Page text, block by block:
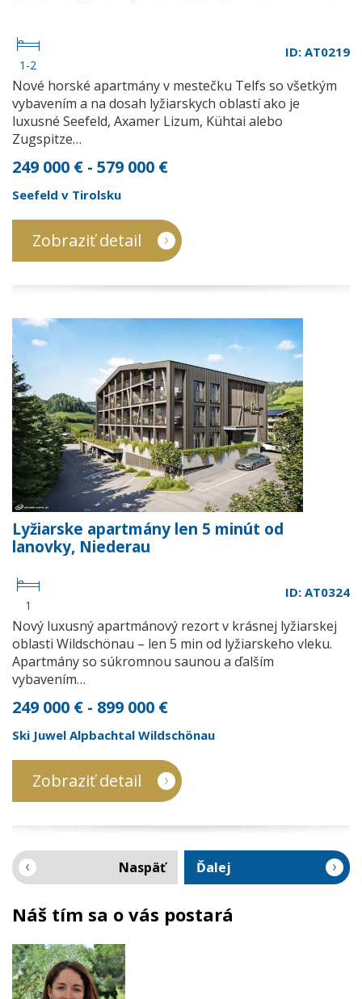
1-2
ID: AT0219
Nové horské apartmány v mestečku Telfs so všetkým
vybavením a na dosah lyžiarskych oblastí ako je
luxusné Seefeld, Axamer Lizum, Kühtai alebo
Zugspitze…
249 000 € - 579 000 €
Seefeld v Tirolsku
Zobraziť detail
Lyžiarske apartmány len 5 minút od
lanovky, Niederau
1
ID: AT0324
Nový luxusný apartmánový rezort v krásnej lyžiarskej
oblasti Wildschönau – len 5 min od lyžiarskeho vleku.
Apartmány so súkromnou saunou a ďalším
vybavením…
249 000 € - 899 000 €
Ski Juwel Alpbachtal Wildschönau
Zobraziť detail
Naspäť Ďalej
Náš tím sa o vás postará